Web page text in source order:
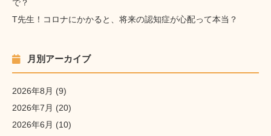
で？
T先生！コロナにかかると、将来の認知症が心配って本当？
月別アーカイブ
2026年8月 (9)
2026年7月 (20)
2026年6月 (10)